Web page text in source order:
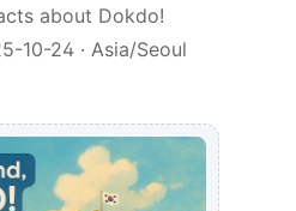
about Dokdo!
10-24 · Asia/Seoul